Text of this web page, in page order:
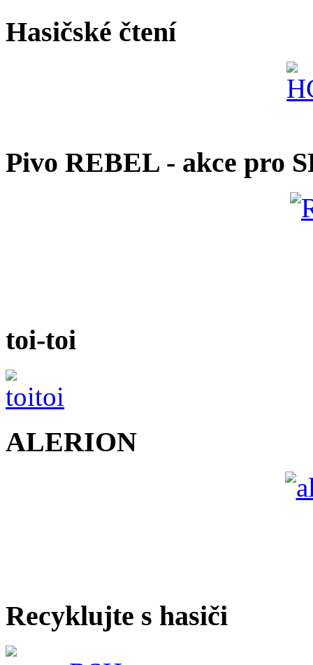
Hasičské čtení
Pivo REBEL - akce pro
toi-toi
ALERION
Recyklujte s hasiči